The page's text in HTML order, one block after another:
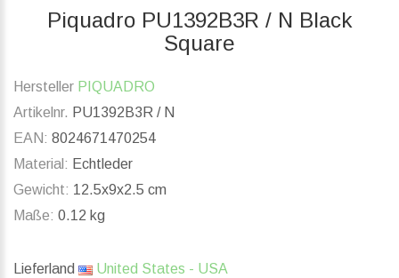
Piquadro PU1392B3R / N Black
Square
Hersteller PIQUADRO
Artikelnr. PU1392B3R / N
EAN: 8024671470254
Material: Echtleder
Gewicht: 12.5x9x2.5 cm
Maße: 0.12 kg
Lieferland United States - USA